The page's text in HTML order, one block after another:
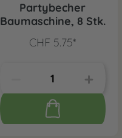
Partybecher
Baumaschine, 8 Stk.
CHF 5.75*